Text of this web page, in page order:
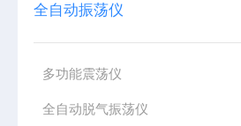
全自动振荡仪
多功能震荡仪
全自动脱气振荡仪